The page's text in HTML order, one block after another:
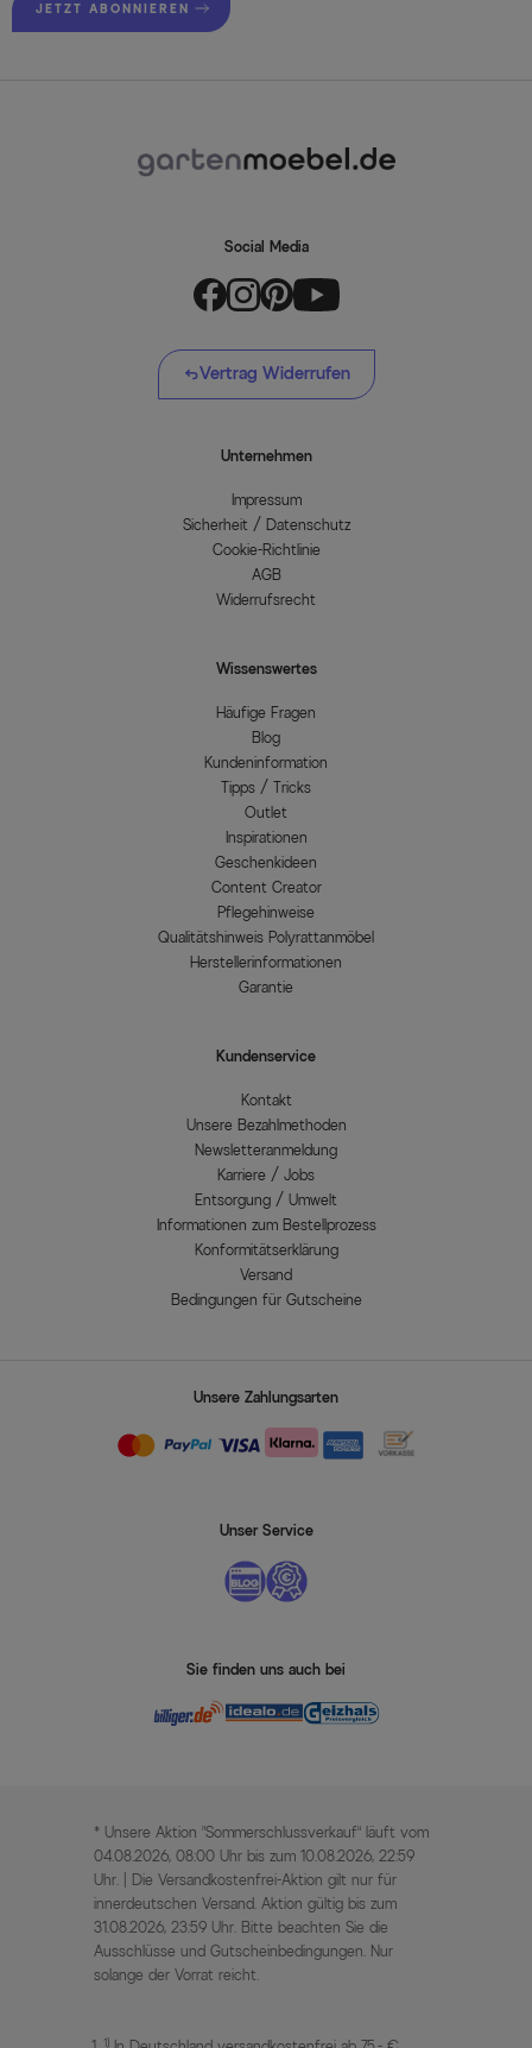
JETZT ABONNIEREN
Social Media
Vertrag Widerrufen
Unternehmen
Impressum
Sicherheit / Datenschutz
Cookie-Richtlinie
AGB
Widerrufsrecht
Wissenswertes
Häufige Fragen
Blog
Kundeninformation
Tipps / Tricks
Outlet
Inspirationen
Geschenkideen
Content Creator
Pflegehinweise
Qualitätshinweis Polyrattanmöbel
Herstellerinformationen
Garantie
Kundenservice
Kontakt
Unsere Bezahlmethoden
Newsletteranmeldung
Karriere / Jobs
Entsorgung / Umwelt
Informationen zum Bestellprozess
Konformitätserklärung
Versand
Bedingungen für Gutscheine
Unsere Zahlungsarten
Unser Service
Sie finden uns auch bei
* Unsere Aktion „Sommerschlussverkauf“ läuft vom
04.08.2026, 08:00 Uhr bis zum 10.08.2026, 22:59
Uhr. | Die Versandkostenfrei-Aktion gilt nur für
innerdeutschen Versand. Aktion gültig bis zum
31.08.2026, 23:59 Uhr. Bitte beachten Sie die
Ausschlüsse und Gutscheinbedingungen. Nur
solange der Vorrat reicht.
1)